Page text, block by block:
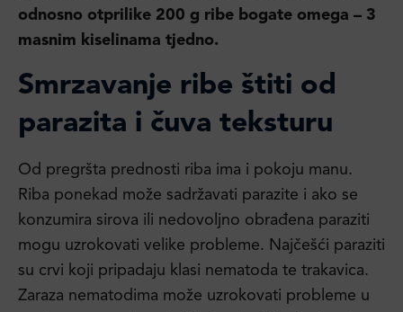
odnosno otprilike 200 g ribe bogate omega – 3
masnim kiselinama tjedno.
Smrzavanje ribe štiti od
parazita i čuva teksturu
Od pregršta prednosti riba ima i pokoju manu.
Riba ponekad može sadržavati parazite i ako se
konzumira sirova ili nedovoljno obrađena paraziti
mogu uzrokovati velike probleme. Najčešći paraziti
su crvi koji pripadaju klasi nematoda te trakavica.
Zaraza nematodima može uzrokovati probleme u